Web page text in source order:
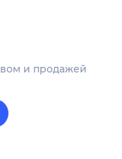
и продажей